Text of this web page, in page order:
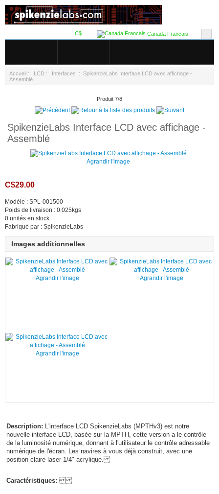
Canada Francais
C$
Accueil :: LCD :: Interfaces :: SpikenzieLabs Interface LCD avec affichage -
Assemblé
Produit 7/8
SpikenzieLabs Interface LCD avec affichage -
Assemblé
Agrandir l'image
C$29.00
Modèle : SPL-001500
Poids de livraison : 0.025kgs
0 unités en stock
Fabriqué par : SpikenzieLabs
Images additionnelles
Agrandir l'image Agrandir l'image
Agrandir l'image
Description: L'interface LCD SpikenzieLabs (MPTHv3) est notre
nouvelle interface LCD, basée sur la MPTH, cette version a le contrôle
de la luminosité numérique, donnant à l'utilisateur le contrôle adressable
numérique de l'écran. Les navires à vous déjà construit, avec une
position claire laser 1/4" acrylique.
Caractéristiques: